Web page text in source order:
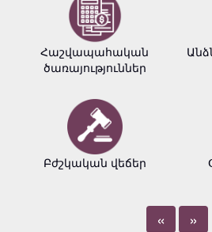
Հաշվապահական
ծառայություններ
Բժշկական վեճեր
« »